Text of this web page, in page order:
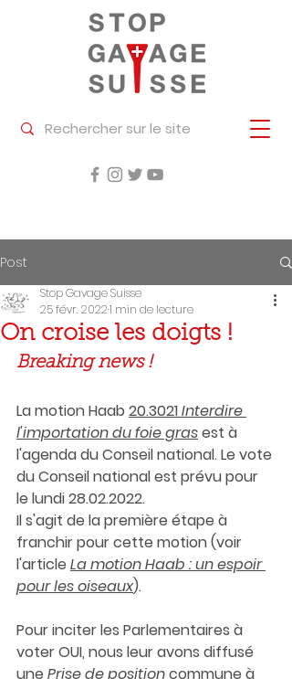
Post
On croise les doigts !
Stop Gavage Suisse
25 févr. 20221 min de lecture
Breaking news !
La motion Haab 20.3021 Interdire
l'importation du foie grasest à
l'agenda du Conseil national. Le vote
du Conseil national est prévu pour
le lundi 28.02.2022.
Il s'agit de la première étape à
franchir pour cette motion (voir
l'article La motion Haab : un espoir
pour les oiseaux).
Pour inciter les Parlementaires à
voter OUI, nous leur avons diffusé
une Prise de position commune à